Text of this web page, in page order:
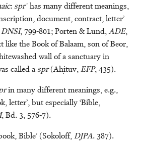
: sprʾhas many different meanings,
document, contract, letter’
DNSI, 799-801; Porten & Lund,ADE,
like the Book of Balaam, son of Beor,
wall of a sanctuary in
called a spr(Aḥituv,EFP, 435).
in many different meanings, e.g.,
letter’, but especially ‘Bible,
, Bd. 3, 576-7).
Bible’ (Sokoloff,DJPA. 387).